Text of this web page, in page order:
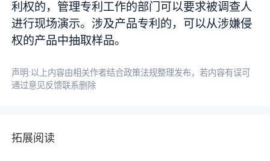
利权的，管理专利工作的部门可以要求被调查人
进行现场演示。涉及产品专利的，可以从涉嫌侵
权的产品中抽取样品。
声明:以上内容由相关作者结合政策法规整理发布，若内容有误可
通过意见反馈联系删除
拓展阅读